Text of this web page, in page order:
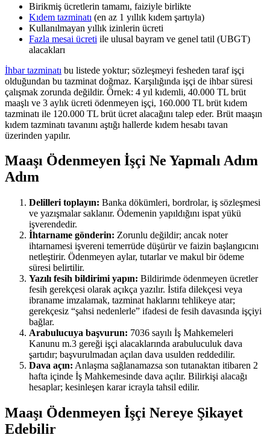
Birikmiş ücretlerin tamamı, faiziyle birlikte
Kıdem tazminatı (en az 1 yıllık kıdem şartıyla)
Kullanılmayan yıllık izinlerin ücreti
Fazla mesai ücreti ile ulusal bayram ve genel tatil (UBGT)
alacakları
İhbar tazminatı bu listede yoktur; sözleşmeyi fesheden taraf işçi
olduğundan bu tazminat doğmaz. Karşılığında işçi de ihbar süresi
çalışmak zorunda değildir. Örnek: 4 yıl kıdemli, 40.000 TL brüt
maaşlı ve 3 aylık ücreti ödenmeyen işçi, 160.000 TL brüt kıdem
tazminatı ile 120.000 TL brüt ücret alacağını talep eder. Brüt maaşın
kıdem tazminatı tavanını aştığı hallerde kıdem hesabı tavan
üzerinden yapılır.
Maaşı Ödenmeyen İşçi Ne Yapmalı Adım
Adım
Delilleri toplayın: Banka dökümleri, bordrolar, iş sözleşmesi
ve yazışmalar saklanır. Ödemenin yapıldığını ispat yükü
işverendedir.
İhtarname gönderin: Zorunlu değildir; ancak noter
ihtarnamesi işvereni temerrüde düşürür ve faizin başlangıcını
netleştirir. Ödenmeyen aylar, tutarlar ve makul bir ödeme
süresi belirtilir.
Yazılı fesih bildirimi yapın: Bildirimde ödenmeyen ücretler
fesih gerekçesi olarak açıkça yazılır. İstifa dilekçesi veya
ibraname imzalamak, tazminat haklarını tehlikeye atar;
gerekçesiz “şahsi nedenlerle” ifadesi de fesih davasında işçiyi
bağlar.
Arabulucuya başvurun: 7036 sayılı İş Mahkemeleri
Kanunu m.3 gereği işçi alacaklarında arabuluculuk dava
şartıdır; başvurulmadan açılan dava usulden reddedilir.
Dava açın: Anlaşma sağlanamazsa son tutanaktan itibaren 2
hafta içinde İş Mahkemesinde dava açılır. Bilirkişi alacağı
hesaplar; kesinleşen karar icrayla tahsil edilir.
Maaşı Ödenmeyen İşçi Nereye Şikayet
Edebilir